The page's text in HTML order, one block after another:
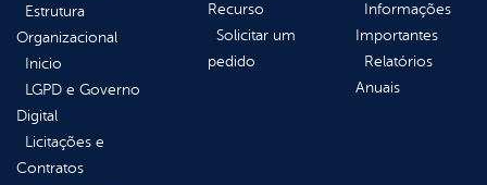
Estrutura
Organizacional
Inicio
LGPD e Governo
Digital
Licitações e
Contratos
Recurso
Solicitar um
pedido
Informações
Importantes
Relatórios
Anuais